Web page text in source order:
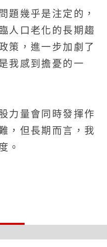
題幾乎是注定的，
人口老化的長期趨
策，進一步加劇了
我感到擔憂的一
力量會同時發揮作
，但長期而言，我
。